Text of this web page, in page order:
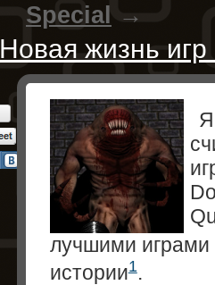
Special →
Новая жизнь
Я
лучшими играми
истории1.